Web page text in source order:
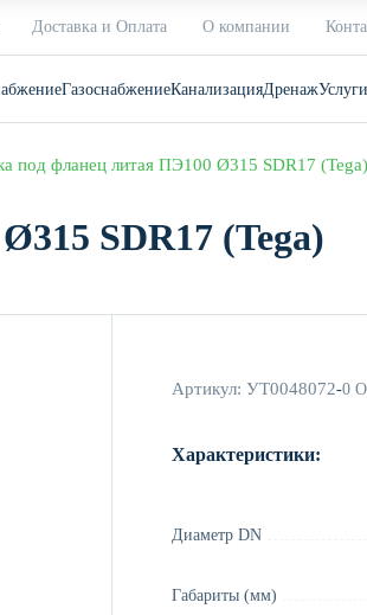
Доставка и Оплата О компании
ГазоснабжениеКанализацияДренажУслуги
под фланец литая ПЭ100 Ø315 SDR17 (Tega)
SDR17 (Tega)
Артикул: УТ0048072-0
Характеристики:
Диаметр DN
Габариты (мм)